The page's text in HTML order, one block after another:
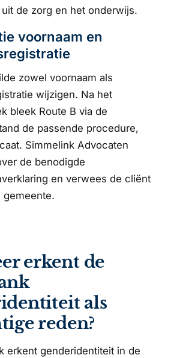
de zorg en het onderwijs.
voornaam en
zowel voornaam als
wijzigen. Na het
bleek Route B via de
de passende procedure,
Simmelink Advocaten
de benodigde
en verwees de cliënt
gemeente.
erkent de
als
reden?
erkent genderidentiteit in de